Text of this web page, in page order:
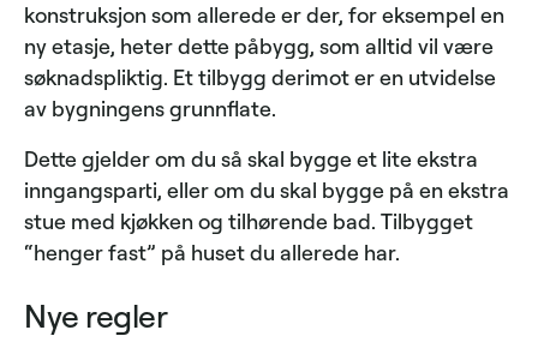
konstruksjon som allerede er der, for eksempel en
ny etasje, heter dette påbygg, som alltid vil være
søknadspliktig. Et tilbygg derimot er en utvidelse
av bygningens grunnflate.
Dette gjelder om du så skal bygge et lite ekstra
inngangsparti, eller om du skal bygge på en ekstra
stue med kjøkken og tilhørende bad. Tilbygget
“henger fast” på huset du allerede har.
Nye regler